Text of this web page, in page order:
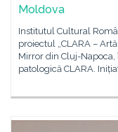
Moldova
Institutul Cultural
proiectul „CLARA –
Mirror din Cluj-
patologică CLARA.